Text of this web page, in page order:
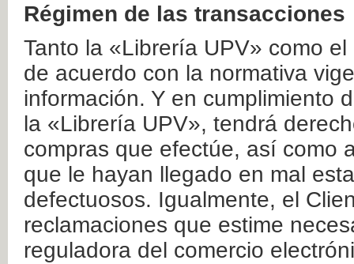
Régimen de las transacciones
Tanto la «Librería UPV» como
de acuerdo con la normativa
información. Y en cumplimiento
la «Librería UPV», tendrá
compras que efectúe, así como
que le hayan llegado en mal
defectuosos. Igualmente, el
reclamaciones que estime
reguladora del comercio